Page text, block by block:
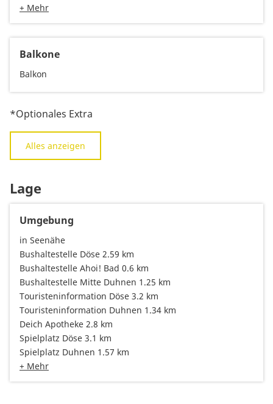
+ Mehr
Balkone
Balkon
*Optionales Extra
Alles anzeigen
Lage
Umgebung
in Seenähe
Bushaltestelle Döse 2.59 km
Bushaltestelle Ahoi! Bad 0.6 km
Bushaltestelle Mitte Duhnen 1.25 km
Touristeninformation Döse 3.2 km
Touristeninformation Duhnen 1.34 km
Deich Apotheke 2.8 km
Spielplatz Döse 3.1 km
Spielplatz Duhnen 1.57 km
+ Mehr